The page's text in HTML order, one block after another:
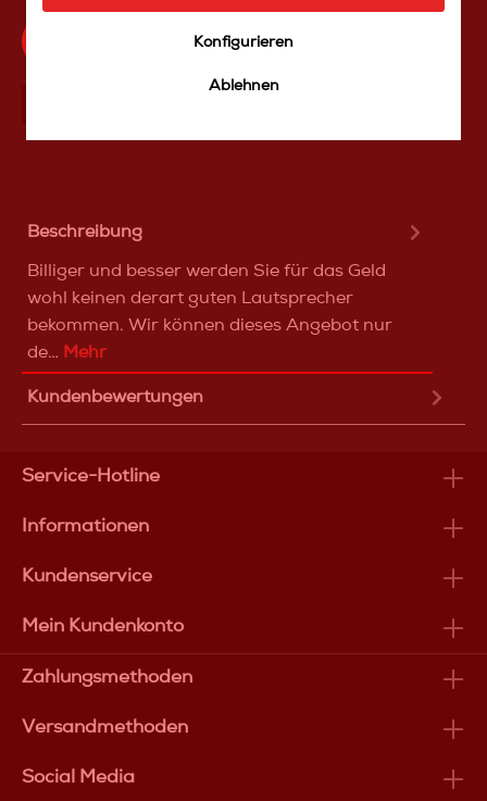
Produktfrage an das TakeoffMedia24 Team
Beschreibung
Billiger und besser werden Sie für das Geld
wohl keinen derart guten Lautsprecher
bekommen. Wir können dieses Angebot nur
de… Mehr
Kundenbewertungen
Service-Hotline
Informationen
Kundenservice
Mein Kundenkonto
Zahlungsmethoden
Versandmethoden
Social Media
Konfigurieren
Ablehnen